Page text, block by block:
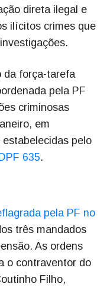
direta ilegal e
ilícitos crimes que
da força-tarefa
pela PF
criminosas
em
pelo
635.
pela PF no
três mandados
As ordens
o contraventor do
Filho,